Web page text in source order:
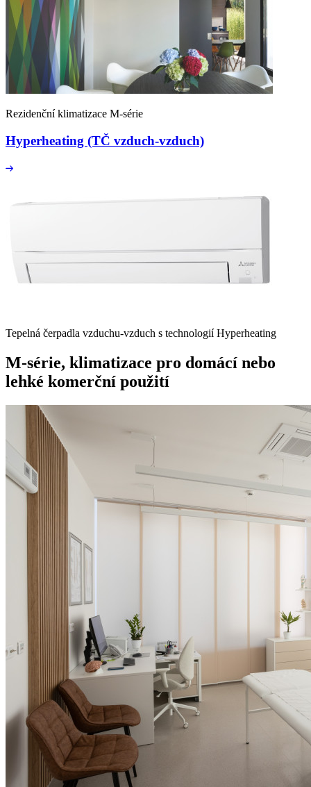
Rezidenční klimatizace M-série
Hyperheating (TČ vzduch-vzduch)
Tepelná čerpadla vzduchu-vzduch s technologií Hyperheating
M-série, klimatizace pro domácí nebo
lehké komerční použití